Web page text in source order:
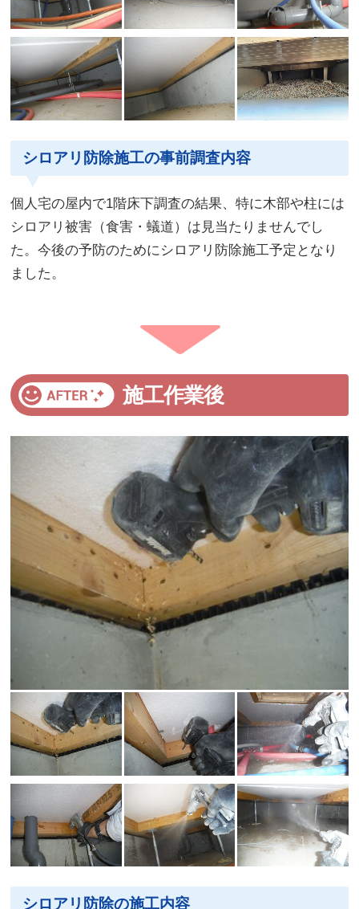
シロアリ防除施工の事前調査内容
個人宅の屋内で1階床下調査の結果、特に木部や柱には
シロアリ被害（食害・蟻道）は見当たりませんでし
た。今後の予防のためにシロアリ防除施工予定となり
ました。
施工作業後
シロアリ防除の施工内容